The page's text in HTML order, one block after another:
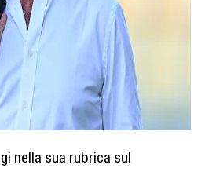
nella sua rubrica sul